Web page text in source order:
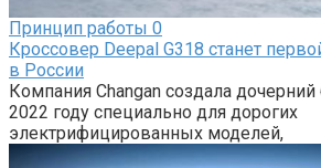
Принцип работы 0
Кроссовер Deepal G318 станет
в России
Компания Changan создала
2022 году специально для дорогих
электрифицированных моделей,